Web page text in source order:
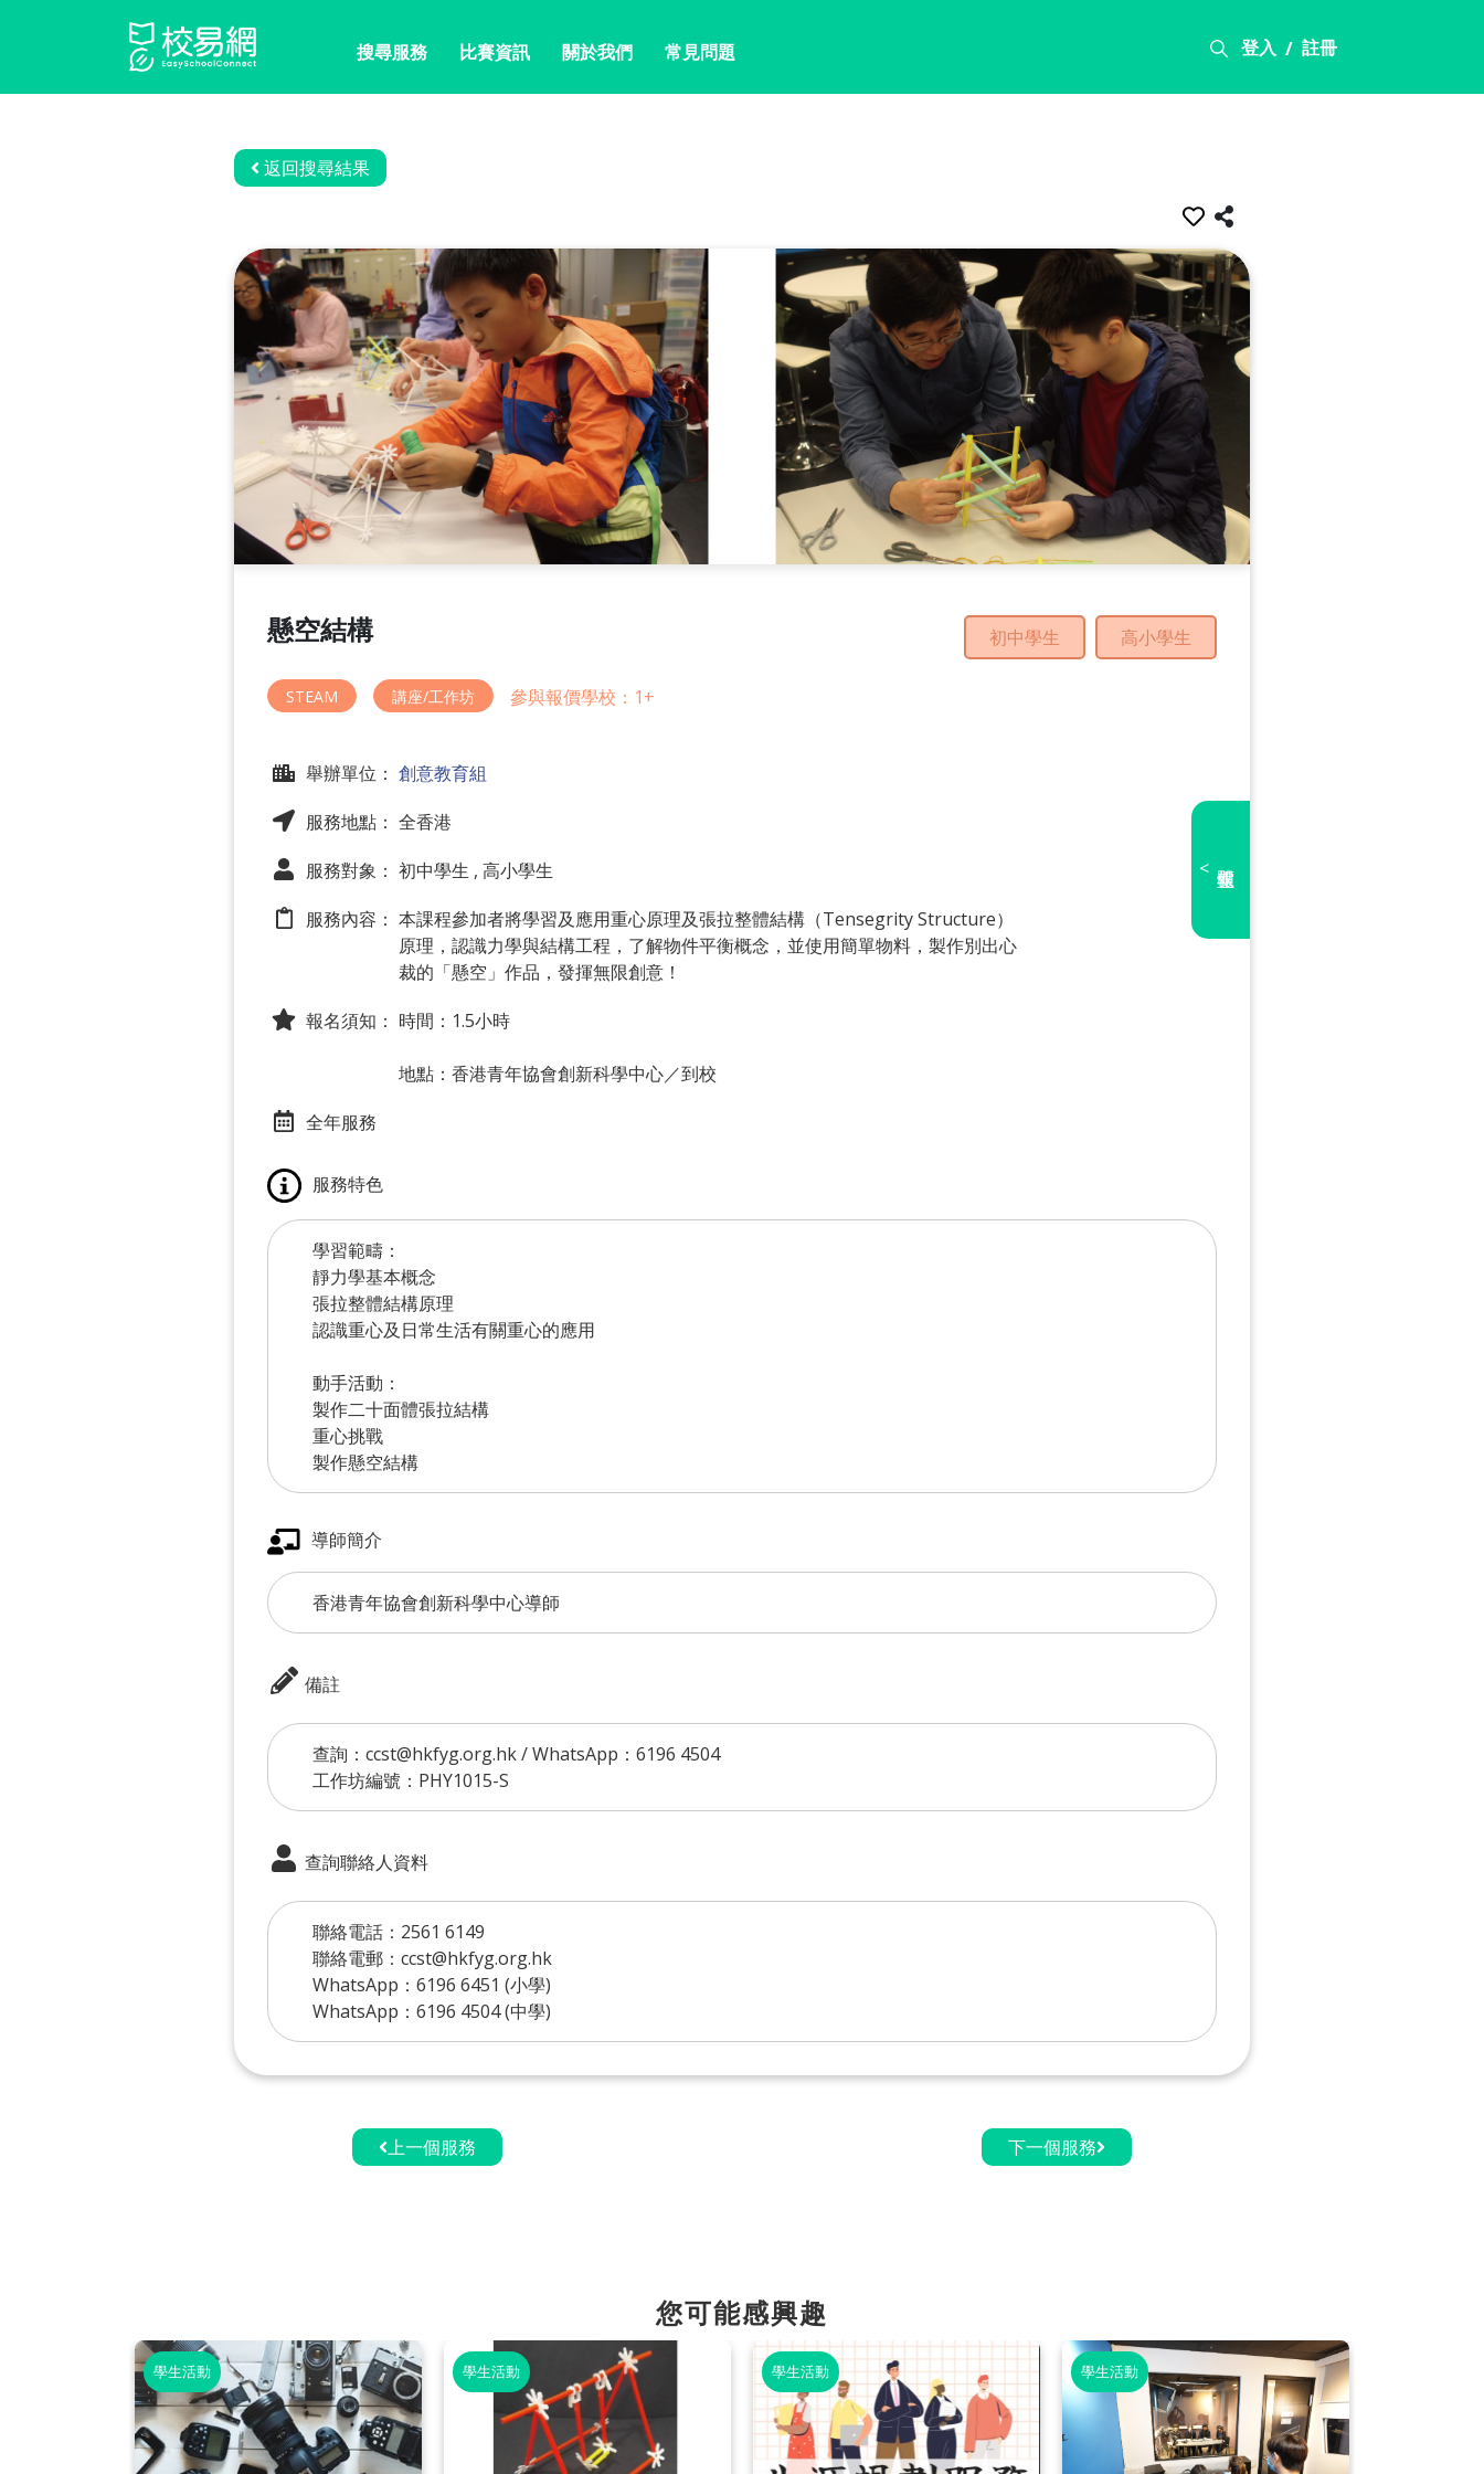
登入 / 註冊
搜尋服務 比賽資訊 關於我們 常見問題
返回搜尋結果
懸空結構 初中學生 高小學生
STEAM 講座/工作坊 參與報價學校：1+
舉辦單位： 創意教育組
服務地點： 全香港
服務對象： 初中學生 , 高小學生
服務內容： 本課程參加者將學習及應用重心原理及張拉整體結構（Tensegrity Structure）
原理，認識力學與結構工程，了解物件平衡概念，並使用簡單物料，製作別出心
裁的「懸空」作品，發揮無限創意！
報名須知： 時間：1.5小時
地點：香港青年協會創新科學中心／到校
全年服務
服務特色
學習範疇：
靜力學基本概念
張拉整體結構原理
認識重心及日常生活有關重心的應用
動手活動：
製作二十面體張拉結構
重心挑戰
製作懸空結構
導師簡介
香港青年協會創新科學中心導師
備註
查詢：ccst@hkfyg.org.hk / WhatsApp：6196 4504
工作坊編號：PHY1015-S
查詢聯絡人資料
聯絡電話：2561 6149
聯絡電郵：ccst@hkfyg.org.hk
WhatsApp：6196 6451 (小學)
WhatsApp：6196 4504 (中學)
<
上一個服務 下一個服務
您可能感興趣
學生活動 學生活動 學生活動 學生活動